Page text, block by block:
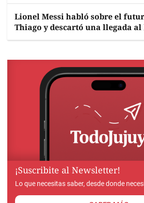
Lionel Messi habló sobre el
Thiago y descartó una llegada
¡Suscribite al Newsletter!
Lo que necesitas saber, desde donde